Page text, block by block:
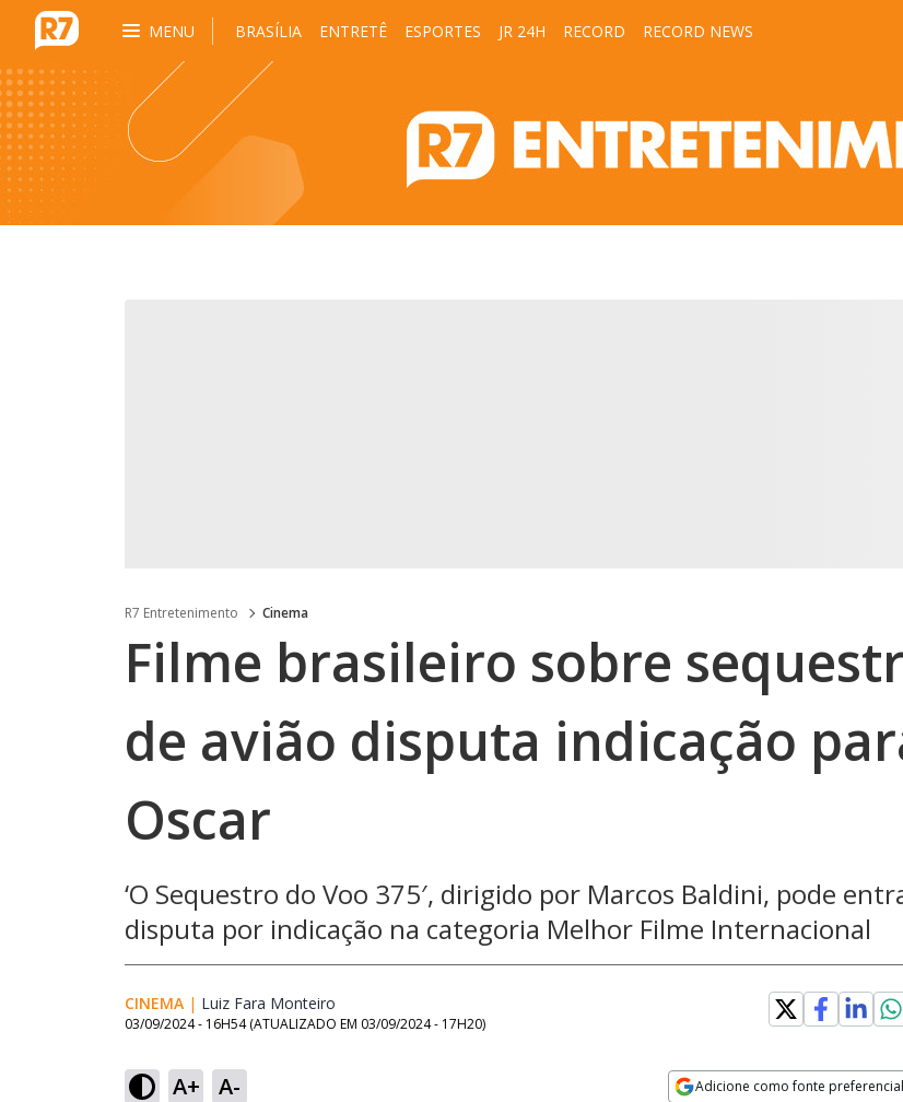
MENU BRASÍLIA ENTRETÊ ESPORTES JR 24H RECORD RECORD NEWS
R7 Entretenimento Cinema
Filme brasileiro sobre
de avião disputa indicação
Oscar
‘O Sequestro do Voo 375′, dirigido por Marcos Baldini, pode
disputa por indicação na categoria Melhor Filme Internacional
CINEMA | Luiz Fara Monteiro
03/09/2024 - 16H54 (ATUALIZADO EM 03/09/2024 - 17H20)
A+ A- Adicione como fonte